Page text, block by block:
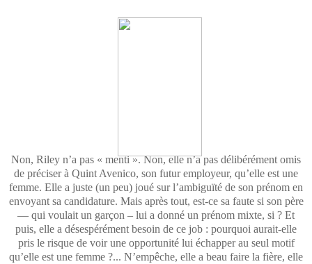
Non, Riley n’a pas « menti ». Non, elle n’a pas délibérément omis
de préciser à Quint Avenico, son futur employeur, qu’elle est une
femme. Elle a juste (un peu) joué sur l’ambiguïté de son prénom en
envoyant sa candidature. Mais après tout, est-ce sa faute si son père
— qui voulait un garçon – lui a donné un prénom mixte, si ? Et
puis, elle a désespérément besoin de ce job : pourquoi aurait-elle
pris le risque de voir une opportunité lui échapper au seul motif
qu’elle est une femme ?... N’empêche, elle a beau faire la fière, elle